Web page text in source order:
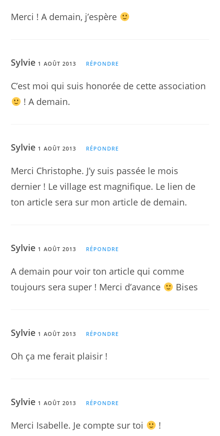
Merci ! A demain, j’espère
Sylvie 1 AOÛT 2013 RÉPONDRE
C’est moi qui suis honorée de cette association
! A demain.
Sylvie 1 AOÛT 2013 RÉPONDRE
Merci Christophe. J’y suis passée le mois
dernier ! Le village est magnifique. Le lien de
ton article sera sur mon article de demain.
Sylvie 1 AOÛT 2013 RÉPONDRE
A demain pour voir ton article qui comme
toujours sera super ! Merci d’avance
Bises
Sylvie 1 AOÛT 2013 RÉPONDRE
Oh ça me ferait plaisir !
Sylvie 1 AOÛT 2013 RÉPONDRE
Merci Isabelle. Je compte sur toi !